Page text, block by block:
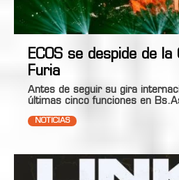
ECOS se despide de la
Furia
Antes de seguir su gira
últimas cinco funciones en
NOTICIAS